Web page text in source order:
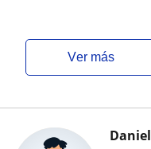
ver más
Daniel